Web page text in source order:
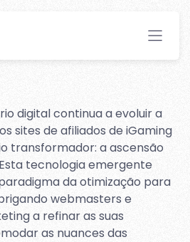
insights and detailed
digital continua a evoluir a
sites de afiliados de iGaming
transformador: a ascensão
tecnologia emergente
da otimização para
webmasters e
a refinar as suas
as nuances das